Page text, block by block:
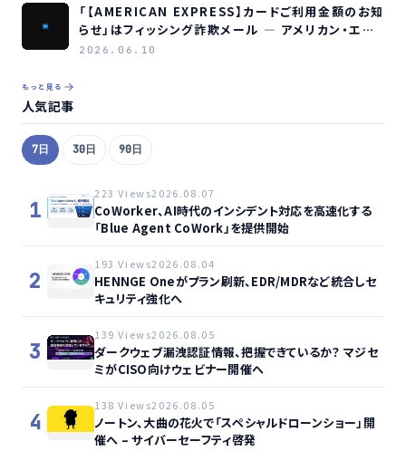
「【AMERICAN EXPRESS】カードご利用金額のお知
らせ」はフィッシング詐欺メール ― アメリカン・エキ
スプレスを装う偽メールの見分け方
2026.06.10
もっと見る
人気記事
7日 30日 90日
1
223 Views2026.08.07
CoWorker、AI時代のインシデント対応を高速化する
「Blue Agent CoWork」を提供開始
2
193 Views2026.08.04
HENNGE Oneがプラン刷新、EDR/MDRなど統合しセ
キュリティ強化へ
3
139 Views2026.08.05
ダークウェブ漏洩認証情報、把握できているか？ マジセ
ミがCISO向けウェビナー開催へ
4
138 Views2026.08.05
ノートン、大曲の花火で「スペシャルドローンショー」開
催へ – サイバーセーフティ啓発